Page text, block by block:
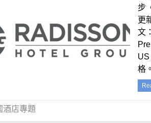
步
更
文
格
酒店專題